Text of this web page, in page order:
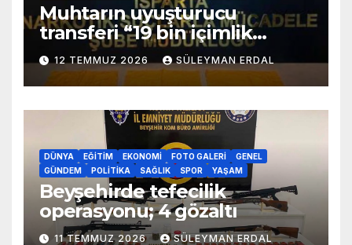
Muhtarın uyuşturucu
transferi “19 bin içimlik
uyuşturucu ele geçirildi”
12 TEMMUZ 2026 SÜLEYMAN ERDAL
DÜNYA EĞITIM EKONOMI FOTO GALERI
GENEL
GÜNDEM
POLITIKA SAĞLIK SPOR YAŞAM
Beyşehirde tefecilik
operasyonu; 4 gözaltı
11 TEMMUZ 2026 SÜLEYMAN ERDAL